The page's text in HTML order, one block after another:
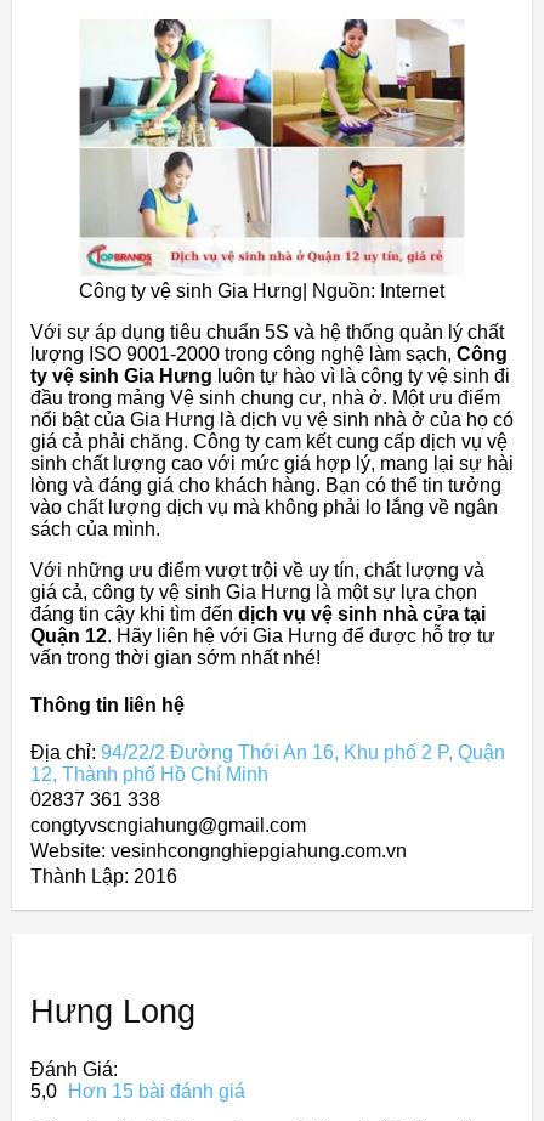
Công ty vệ sinh Gia Hưng| Nguồn: Internet
Với sự áp dụng tiêu chuẩn 5S và hệ thống quản lý chất
lượng ISO 9001-2000 trong công nghệ làm sạch, Công
ty vệ sinh Gia Hưng luôn tự hào vì là công ty vệ sinh đi
đầu trong mảng Vệ sinh chung cư, nhà ở. Một ưu điểm
nổi bật của Gia Hưng là dịch vụ vệ sinh nhà ở của họ có
giá cả phải chăng. Công ty cam kết cung cấp dịch vụ vệ
sinh chất lượng cao với mức giá hợp lý, mang lại sự hài
lòng và đáng giá cho khách hàng. Bạn có thể tin tưởng
vào chất lượng dịch vụ mà không phải lo lắng về ngân
sách của mình.
Với những ưu điểm vượt trội về uy tín, chất lượng và
giá cả, công ty vệ sinh Gia Hưng là một sự lựa chọn
đáng tin cậy khi tìm đến dịch vụ vệ sinh nhà cửa tại
Quận 12. Hãy liên hệ với Gia Hưng để được hỗ trợ tư
vấn trong thời gian sớm nhất nhé!
Thông tin liên hệ
Địa chỉ: 94/22/2 Đường Thới An 16, Khu phố 2 P, Quận
12, Thành phố Hồ Chí Minh
02837 361 338
congtyvscngiahung@gmail.com
Website: vesinhcongnghiepgiahung.com.vn
Thành Lập: 2016
Hưng Long
Đánh Giá:
5,0
Hơn 15 bài đánh giá